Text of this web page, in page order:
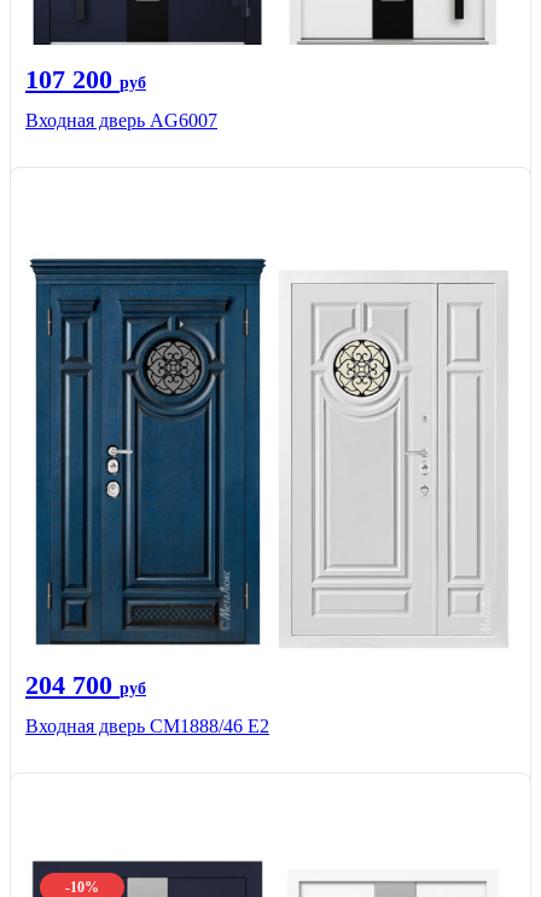
107 200 руб
Входная дверь AG6007
204 700 руб
Входная дверь СМ1888/46 Е2
-10%